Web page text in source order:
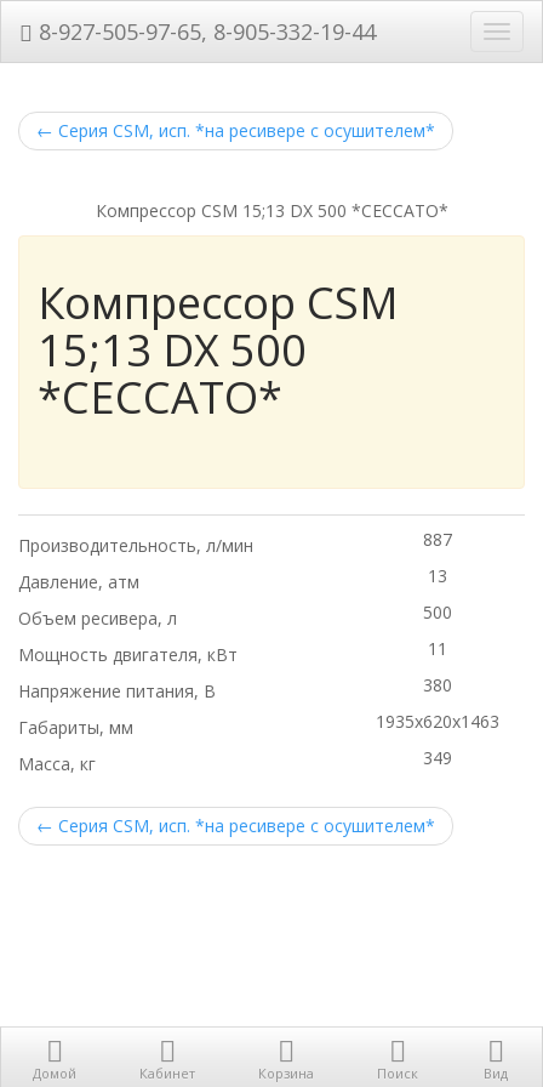
8-927-505-97-65, 8-905-332-19-44
← Серия CSM, исп. *на ресивере с осушителем*
Компрессор CSM 15;13 DX 500 *CECCATO*
Компрессор CSM
15;13 DX 500
*CECCATO*
Производительность, л/мин
887
Давление, атм
13
Объем ресивера, л
500
Мощность двигателя, кВт
11
Напряжение питания, В
380
Габариты, мм
1935х620х1463
Масса, кг
349
← Серия CSM, исп. *на ресивере с осушителем*
Домой Кабинет Корзина Поиск Вид